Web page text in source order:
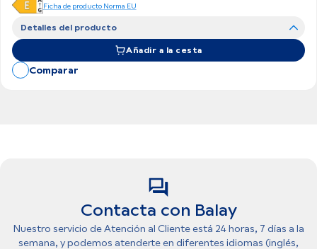
Ficha de producto Norma EU
Detalles del producto
Añadir a la cesta
Comparar
Contacta con Balay
Nuestro servicio de Atención al Cliente está 24 horas, 7 días a la
semana, y podemos atenderte en diferentes idiomas (inglés,